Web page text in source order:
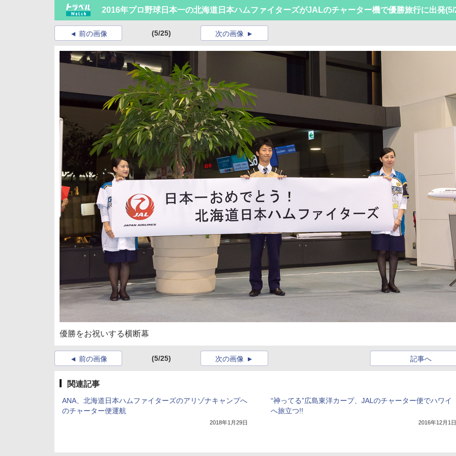
2016年プロ野球日本一の北海道日本ハムファイターズがJALのチャーター機で優勝旅行に出発
前の画像 (5/25) 次の画像
優勝をお祝いする横断幕
前の画像 (5/25) 記事へ
次の画像
関連記事
ANA、北海道日本ハムファイターズのアリゾナキャンプへ
のチャーター便運航
2018年1月29日
“神ってる”広島東洋カープ、JALのチャーター便でハワイ
へ旅立つ!!
2016年12月1日